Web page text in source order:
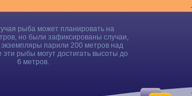
рыба может планировать на
но были зафиксированы случаи,
экземпляры парили 200 метров над
рыбы могут достигать высоты до
6 метров.